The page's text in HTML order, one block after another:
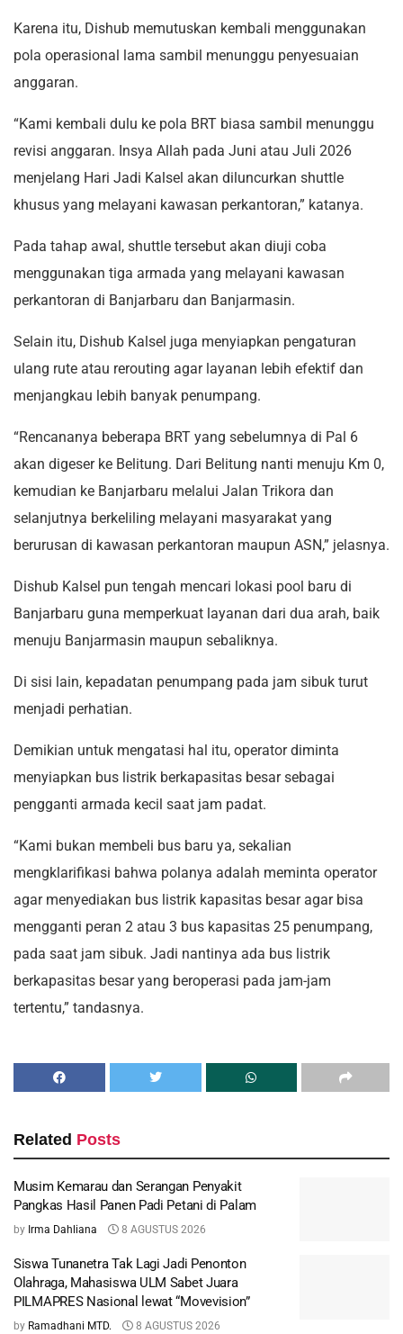
Karena itu, Dishub memutuskan kembali menggunakan
pola operasional lama sambil menunggu penyesuaian
anggaran.
“Kami kembali dulu ke pola BRT biasa sambil menunggu
revisi anggaran. Insya Allah pada Juni atau Juli 2026
menjelang Hari Jadi Kalsel akan diluncurkan shuttle
khusus yang melayani kawasan perkantoran,” katanya.
Pada tahap awal, shuttle tersebut akan diuji coba
menggunakan tiga armada yang melayani kawasan
perkantoran di Banjarbaru dan Banjarmasin.
Selain itu, Dishub Kalsel juga menyiapkan pengaturan
ulang rute atau rerouting agar layanan lebih efektif dan
menjangkau lebih banyak penumpang.
“Rencananya beberapa BRT yang sebelumnya di Pal 6
akan digeser ke Belitung. Dari Belitung nanti menuju Km 0,
kemudian ke Banjarbaru melalui Jalan Trikora dan
selanjutnya berkeliling melayani masyarakat yang
berurusan di kawasan perkantoran maupun ASN,” jelasnya.
Dishub Kalsel pun tengah mencari lokasi pool baru di
Banjarbaru guna memperkuat layanan dari dua arah, baik
menuju Banjarmasin maupun sebaliknya.
Di sisi lain, kepadatan penumpang pada jam sibuk turut
menjadi perhatian.
Demikian untuk mengatasi hal itu, operator diminta
menyiapkan bus listrik berkapasitas besar sebagai
pengganti armada kecil saat jam padat.
“Kami bukan membeli bus baru ya, sekalian
mengklarifikasi bahwa polanya adalah meminta operator
agar menyediakan bus listrik kapasitas besar agar bisa
mengganti peran 2 atau 3 bus kapasitas 25 penumpang,
pada saat jam sibuk. Jadi nantinya ada bus listrik
berkapasitas besar yang beroperasi pada jam-jam
tertentu,” tandasnya.
Related Posts
Musim Kemarau dan Serangan Penyakit
Pangkas Hasil Panen Padi Petani di Palam
by Irma Dahliana 8 AGUSTUS 2026
Siswa Tunanetra Tak Lagi Jadi Penonton
Olahraga, Mahasiswa ULM Sabet Juara
PILMAPRES Nasional lewat “Movevision”
by Ramadhani MTD. 8 AGUSTUS 2026